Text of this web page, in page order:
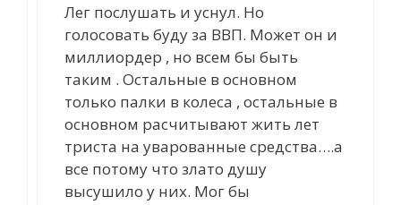
Лег послушать и уснул. Но
голосовать буду за ВВП. Может он и
миллиордер , но всем бы быть
таким . Остальные в основном
только палки в колеса , остальные в
основном расчитывают жить лет
триста на уварованные средства….а
все потому что злато душу
высушило у них. Мог бы